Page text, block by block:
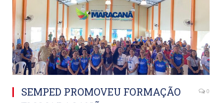
SEMPED PROMOVEU FORMAÇÃO
0